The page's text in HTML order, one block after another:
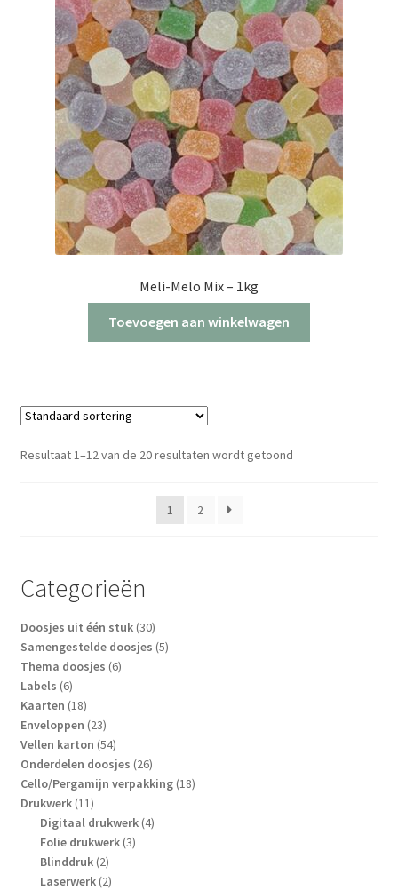
optie
kan
gekozen
worden
op
de
productpagina
Meli-Melo Mix – 1kg
Toevoegen aan winkelwagen
Resultaat 1–12 van de 20 resultaten wordt getoond
1 2
Categorieën
Doosjes uit één stuk 3030
producten
Samengestelde doosjes 55
Thema doosjes 66
Labels 66
producten
Kaarten 1818
producten
Enveloppen 2323
producten
Vellen karton 5454
producten
Onderdelen doosjes 2626
producten
Cello/Pergamijn verpakking 1818
Drukwerk 1111
producten
Digitaal drukwerk 44
Folie drukwerk 33
Blinddruk 22
producten
Laserwerk 22